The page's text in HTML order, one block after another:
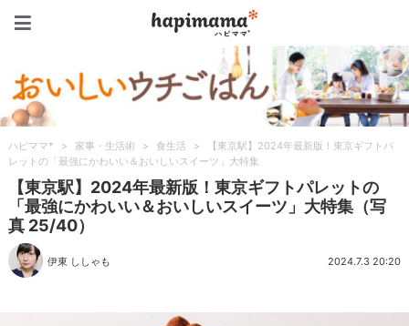
ハピママ* > 家事・生活術 > 食生活 >
【東京駅】2024年最新版！東京ギフトパ
レットの「最強にかわいい＆おいしいスイーツ」大特集
【東京駅】2024年最新版！東京ギフトパレットの
「最強にかわいい＆おいしいスイーツ」大特集（写
真 25/40）
伊東 ししゃも 2024.7.3 20:20